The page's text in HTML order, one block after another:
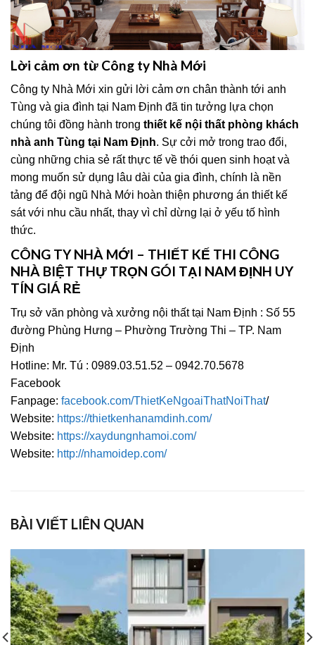
Lời cảm ơn từ Công ty Nhà Mới
Công ty Nhà Mới xin gửi lời cảm ơn chân thành tới anh
Tùng và gia đình tại Nam Định đã tin tưởng lựa chọn
chúng tôi đồng hành trong thiết kế nội thất phòng khách
nhà anh Tùng tại Nam Định. Sự cởi mở trong trao đổi,
cùng những chia sẻ rất thực tế về thói quen sinh hoạt và
mong muốn sử dụng lâu dài của gia đình, chính là nền
tảng để đội ngũ Nhà Mới hoàn thiện phương án thiết kế
sát với nhu cầu nhất, thay vì chỉ dừng lại ở yếu tố hình
thức.
CÔNG TY NHÀ MỚI – THIẾT KẾ THI CÔNG
NHÀ BIỆT THỰ TRỌN GÓI TẠI NAM ĐỊNH UY
TÍN GIÁ RẺ
Trụ sở văn phòng và xưởng nội thất tại Nam Định : Số 55
đường Phùng Hưng – Phường Trường Thi – TP. Nam
Định
Hotline: Mr. Tú : 0989.03.51.52 – 0942.70.5678
Facebook
Fanpage: facebook.com/ThietKeNgoaiThatNoiThat/
Website: https://thietkenhanamdinh.com/
Website: https://xaydungnhamoi.com/
Website: http://nhamoidep.com/
BÀI VIẾT LIÊN QUAN